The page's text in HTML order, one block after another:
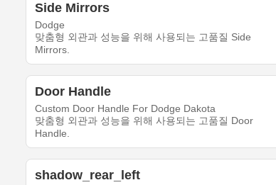
Side Mirrors
Dodge
맞춤형 외관과 성능을 위해 사용되는 고품질 Side
Mirrors.
Door Handle
Custom Door Handle For Dodge Dakota
맞춤형 외관과 성능을 위해 사용되는 고품질 Door
Handle.
shadow_rear_left